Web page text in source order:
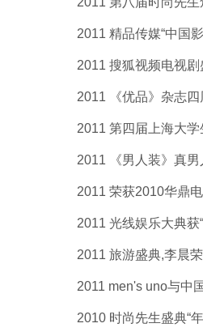
2011 精品传媒“中国影
2011 搜狐视频电视剧
2011 《优品》杂志四
2011 第四届上海大学
2011 《男人装》真男
2011 荣获2010华鼎电
2011 光线娱乐大典获“
2011 旅游盛典,李晨荣
2011 men's uno与中国
2010 时尚先生盛典“年